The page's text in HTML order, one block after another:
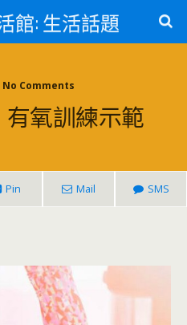
館: 生活話題
No Comments
氧訓練示範
Pin Mail SMS